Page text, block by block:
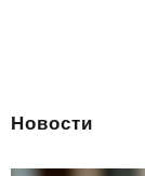
Новости